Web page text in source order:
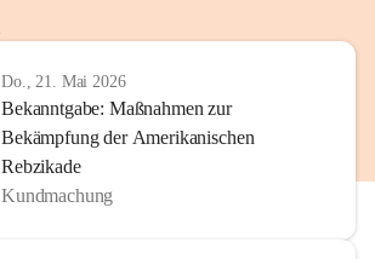
Do., 21. Mai 2026
Bekanntgabe: Maßnahmen zur
Bekämpfung der Amerikanischen
Rebzikade
Kundmachung